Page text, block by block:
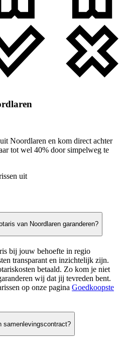
Noordlaren en kom direct achter
tot wel 40% door simpelweg te
uit
van Noordlaren garanderen?
bij jouw behoefte in regio
transparant en inzichtelijk zijn.
betaald. Zo kom je niet
wij dat jij tevreden bent.
op onze pagina Goedkoopste
samenlevingscontract?